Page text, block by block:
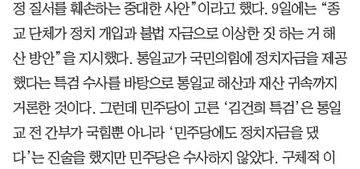
정 질서를 훼손하는 중대한 사안”이라고 했다. 9일에는 “종
교 단체가 정치 개입과 불법 자금으로 이상한 짓 하는 거 해
산 방안”을 지시했다. 통일교가 국민의힘에 정치자금을 제공
했다는 특검 수사를 바탕으로 통일교 해산과 재산 귀속까지
거론한 것이다. 그런데 민주당이 고른 ‘김건희 특검’은 통일
교 전 간부가 국힘뿐 아니라 ‘민주당에도 정치자금을 댔
다’는 진술을 했지만 민주당은 수사하지 않았다. 구체적 이